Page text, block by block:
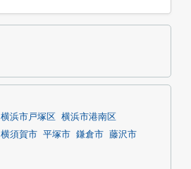
横浜市戸塚区
横浜市港南区
横須賀市 平塚市 鎌倉市
藤沢市